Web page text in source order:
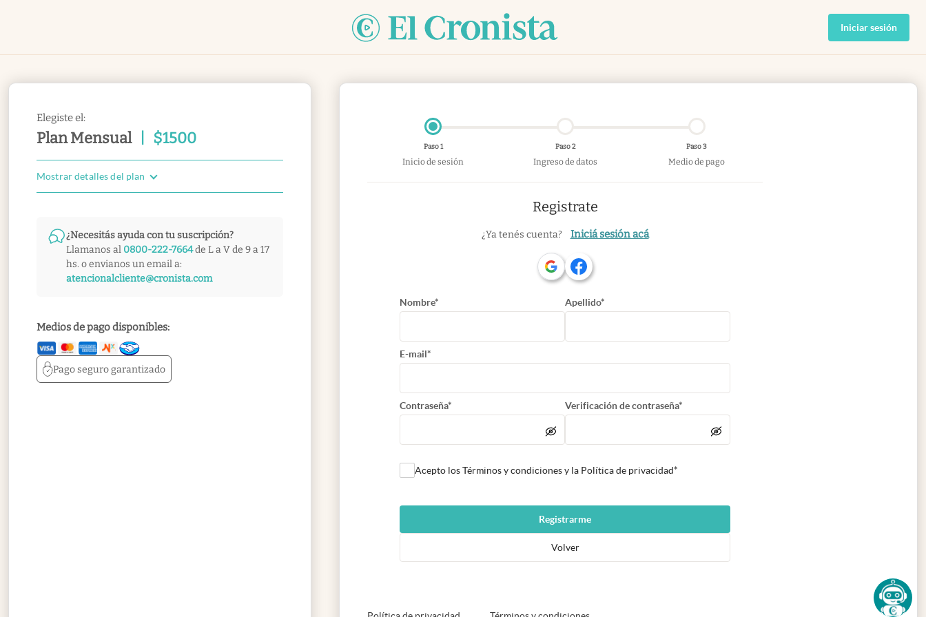
Iniciar sesión
Elegiste el:
Plan Mensual $1500
Mostrar detalles del plan
¿Necesitás ayuda con tu suscripción?
Llamanos al 0800-222-7664de L a V de 9 a 17
hs. o envianos un email a:
atencionalcliente@cronista.com
Medios de pago disponibles:
Pago segurogarantizado
Paso 1
Inicio de sesión
Paso 2
Ingreso de datos
Paso 3
Medio de pago
Registrate
¿Ya tenés cuenta? Iniciá sesión acá
Nombre* Apellido*
E-mail*
Contraseña* Verificación de contraseña*
Acepto los Términos y condiciones y la Política de privacidad*
Registrarme
Volver